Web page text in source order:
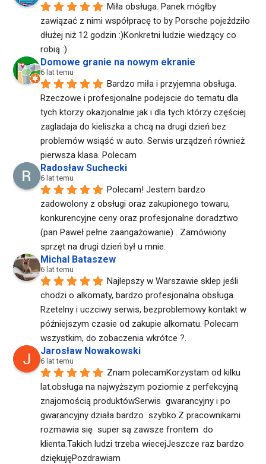
Miła obsługa. Panek mógłby
zawiązać z nimi współpracę to by Porsche pojeździło
dłużej niż 12 godzin :)Konkretni ludzie wiedzący co
robią :)
Domowe granie na nowym ekranie
6 lat temu
Bardzo miła i przyjemna obsługa.
Rzeczowe i profesjonalne podejscie do tematu dla
tych ktorzy okazjonalnie jak i dla tych którzy częściej
zagladaja do kieliszka a chcą na drugi dzień bez
problemów wsiąść w auto. Serwis urządzeń również
pierwsza klasa. Polecam
Radosław Suchecki
6 lat temu
Polecam! Jestem bardzo
zadowolony z obsługi oraz zakupionego towaru,
konkurencyjne ceny oraz profesjonalne doradztwo
(pan Paweł pełne zaangażowanie) . Zamówiony
sprzęt na drugi dzień był u mnie.
Michal Bataszew
6 lat temu
Najlepszy w Warszawie sklep jeśli
chodzi o alkomaty, bardzo profesjonalna obsługa.
Rzetelny i uczciwy serwis, bezproblemowy kontakt w
późniejszym czasie od zakupie alkomatu. Polecam
wszystkim, do zobaczenia wkrótce ?.
Jarosław Nowakowski
6 lat temu
Znam polecamKorzystam od kilku
lat.obsługa na najwyższym poziomie z perfekcyjną
znajomością produktówSerwis  gwarancyjny i po
gwarancyjny działa bardzo  szybko.Z pracownikami
rozmawia się  super są zawsze frontem  do
klienta.Takich ludzi trzeba wiecejJeszcze raz bardzo
dziękujęPozdrawiam